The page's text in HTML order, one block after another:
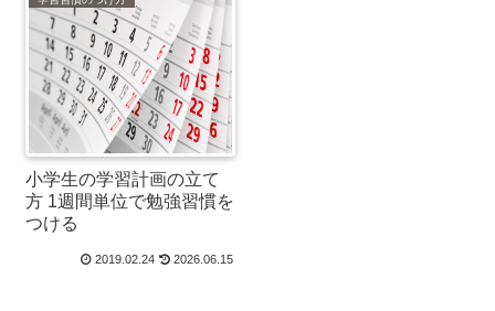
小学生の学習計画の立て
方 1週間単位で勉強習慣を
つける
2019.02.24 2026.06.15